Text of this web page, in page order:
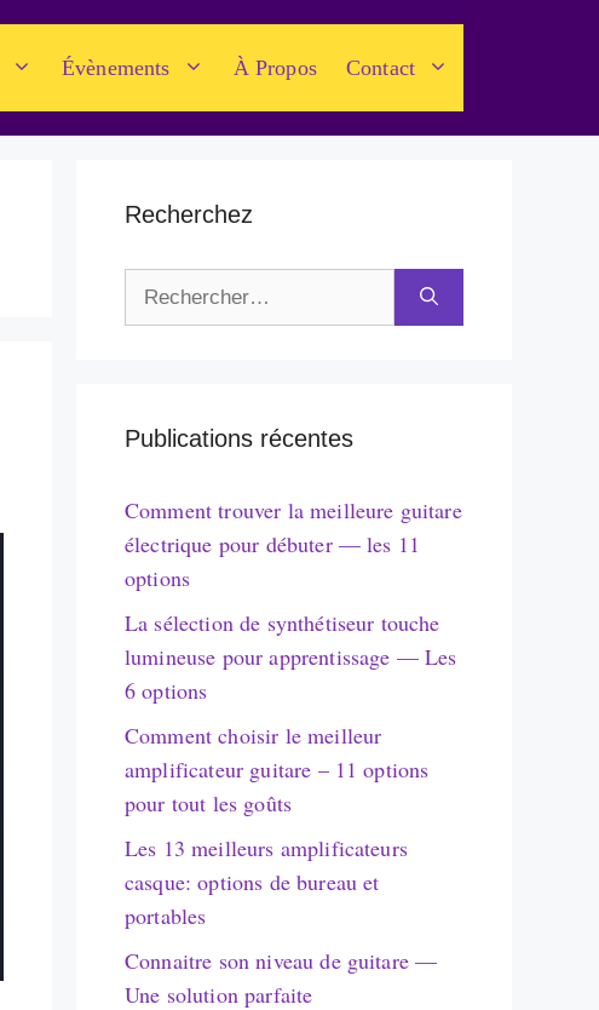
Évènements À Propos Contact
Recherchez
Publications récentes
Comment trouver la meilleure guitare
électrique pour débuter — les 11
options
La sélection de synthétiseur touche
lumineuse pour apprentissage — Les
6 options
Comment choisir le meilleur
amplificateur guitare – 11 options
pour tout les goûts
Les 13 meilleurs amplificateurs
casque: options de bureau et
portables
Connaitre son niveau de guitare —
Une solution parfaite